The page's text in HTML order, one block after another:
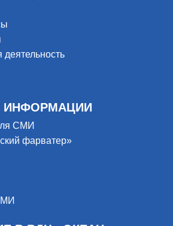
ИНФОРМАЦИИ
СМИ
фарватер»